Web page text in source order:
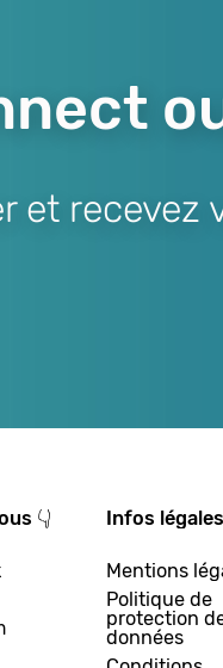
recevez
👇 Infos légales
Mentions
Politique de
protection
données